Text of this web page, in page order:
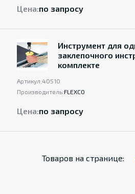
Цена:по запросу
Инструмент для
заклепочного
комплекте
Артикул:40510
Производитель:FLEXCO
Цена:по запросу
Товаров на странице: